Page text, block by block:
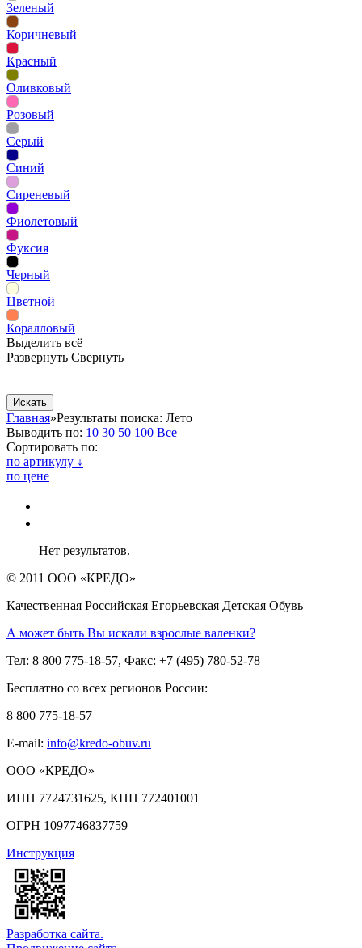
Зеленый
Коричневый
Красный
Оливковый
Розовый
Серый
Синий
Сиреневый
Фиолетовый
Фуксия
Черный
Цветной
Коралловый
Выделить всё
Развернуть Свернуть
Главная»Результаты поиска: Лето
Выводить по: 10 30 50 100 Все
Сортировать по:
по артикулу ↓
по цене
Нет результатов.
© 2011 ООО «КРЕДО»
Качественная Российская Егорьевская Детская Обувь
А может быть Вы искали взрослые валенки?
Тел: 8 800 775-18-57, Факс: +7 (495) 780-52-78
Бесплатно со всех регионов России:
8 800 775-18-57
E-mail: info@kredo-obuv.ru
ООО «КРЕДО»
ИНН 7724731625, КПП 772401001
ОГРН 1097746837759
Инструкция
Разработка сайта.